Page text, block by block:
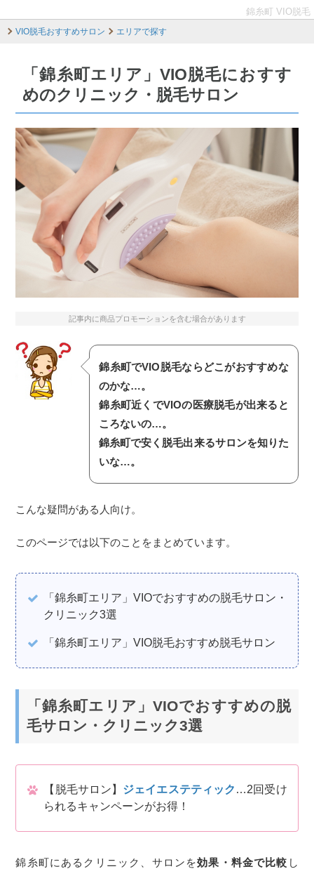
錦糸町 VIO脱毛
VIO脱毛おすすめサロン
エリアで探す
「錦糸町エリア」VIO脱毛におすす
めのクリニック・脱毛サロン
記事内に商品プロモーションを含む場合があります
錦糸町でVIO脱毛ならどこがおすすめな
のかな…。
錦糸町近くでVIOの医療脱毛が出来ると
ころないの…。
錦糸町で安く脱毛出来るサロンを知りた
いな…。
こんな疑問がある人向け。
このページでは以下のことをまとめています。
「錦糸町エリア」VIOでおすすめの脱毛サロン・
クリニック3選
「錦糸町エリア」VIO脱毛おすすめ脱毛サロン
「錦糸町エリア」VIOでおすすめの脱
毛サロン・クリニック3選
【脱毛サロン】 ジェイエステティック …2回受け
られるキャンペーンがお得！
錦糸町にあるクリニック、サロンを効果・料金で比較 し